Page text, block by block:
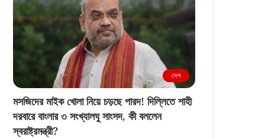
দেশ
মসজিদের মাইক খোলা নিয়ে চড়ছে পারদ! দিল্লিতে শাহী
দরবারে বাংলার ৩ সংখ্যালঘু সাংসদ, কী বললেন
স্বরাষ্ট্রমন্ত্রী?